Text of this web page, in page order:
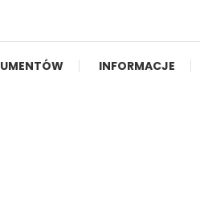
INFORMACJE